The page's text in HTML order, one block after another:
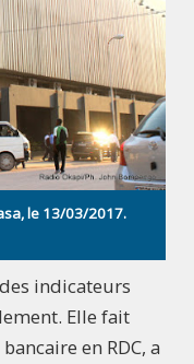
le 13/03/2017.
indicateurs
Elle fait
en RDC, a